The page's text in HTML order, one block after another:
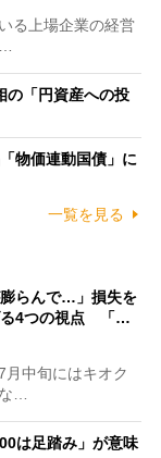
る上場企業の経営
の「円資産への投
物価連動国債」に
一覧を見る
膨らんで…」損失を
る4つの視点 「…
中旬にはキオク
…
は足踏み」が意味